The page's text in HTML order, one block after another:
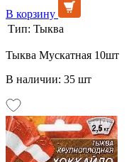
В корзину
Тип: Тыква
Тыква Мускатная 10шт
В наличии: 35 шт